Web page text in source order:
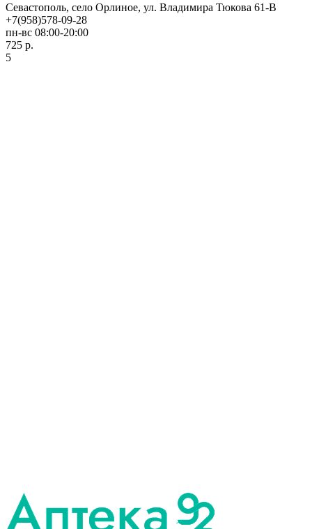
Севастополь, село Орлиное, ул. Владимира Тюкова 61-В
+7(958)578-09-28
пн-вс 08:00-20:00
725 р.
5